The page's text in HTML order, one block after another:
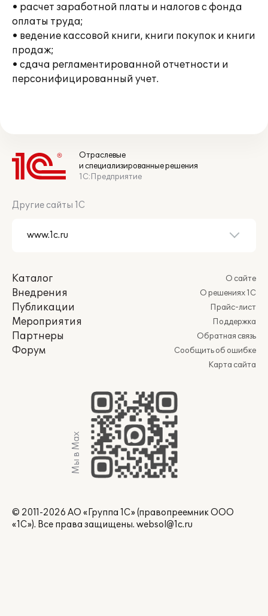
• расчет заработной платы и налогов с фонда
оплаты труда;
• ведение кассовой книги, книги покупок и книги
продаж;
• сдача регламентированной отчетности и
персонифицированный учет.
Отраслевые
и специализированные решения
1С:Предприятие
Другие сайты 1С
Каталог
Внедрения
Публикации
Мероприятия
Партнеры
Форум
О сайте
О решениях 1С
Прайс-лист
Поддержка
Обратная связь
Сообщить об ошибке
Карта сайта
Мы в Max
© 2011-2026 АО «Группа 1С» (правопреемник ООО
«1С»). Все права защищены. websol@1c.ru